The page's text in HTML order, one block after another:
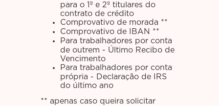
para o 1º e 2º titulares do
contrato de crédito
Comprovativo de morada **
Comprovativo de IBAN **
Para trabalhadores por conta
de outrem - Último Recibo de
Vencimento
Para trabalhadores por conta
própria - Declaração de IRS
do último ano
** apenas caso queira solicitar